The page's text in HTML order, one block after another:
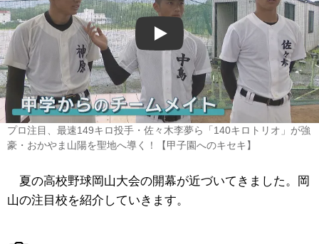
Play
プロ注目、最速149キロ投手・佐々木李夢ら「140キロトリオ」が強
豪・おかやま山陽を聖地へ導く！【甲子園へのキセキ】
夏の高校野球岡山大会の開幕が近づいてきました。岡
山の注目校を紹介していきます。